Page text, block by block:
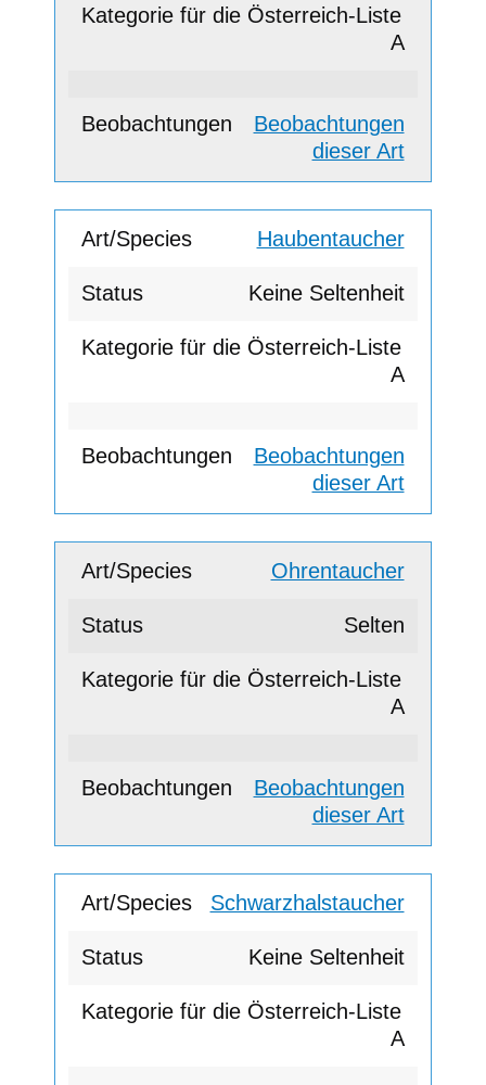
A
Beobachtungen
dieser Art
Haubentaucher
Keine Seltenheit
A
Beobachtungen
dieser Art
Ohrentaucher
Selten
A
Beobachtungen
dieser Art
Schwarzhalstaucher
Keine Seltenheit
A